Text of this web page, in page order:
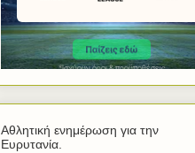
Αθλητική ενημέρωση για την
Ευρυτανία.